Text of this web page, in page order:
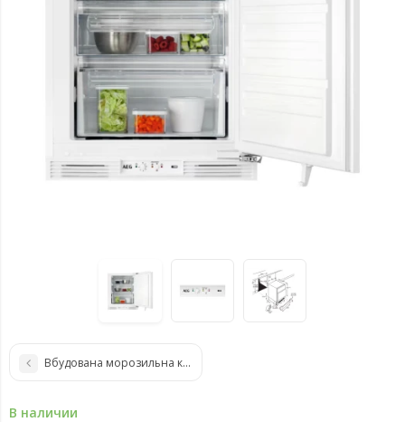
Вбудована морозильна камера AEG ABE818E6NC
В наличии